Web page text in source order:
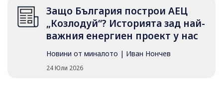
Защо България построи АЕЦ
„Козлодуй“? Историята зад най-
важния енергиен проект у нас
Новини от миналото | Иван Нончев
24 Юли 2026